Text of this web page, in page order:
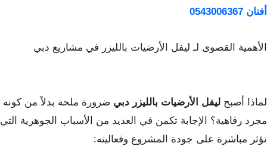
أفنان 0543006367
الأهمية القصوى لـ ليفل الأرضيات بالليزر في مشاريع دبي
لماذا أصبح ليفل الأرضيات بالليزر دبي ضرورة ملحة بدلاً من كونه
مجرد رفاهية؟ الإجابة تكمن في العديد من الأسباب الجوهرية التي
تؤثر مباشرة على جودة المشروع وفعاليته: